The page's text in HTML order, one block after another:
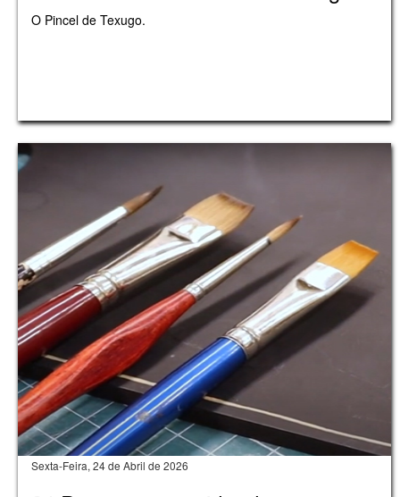
O Pincel de Texugo.
Sexta-Feira, 24 de Abril de 2026